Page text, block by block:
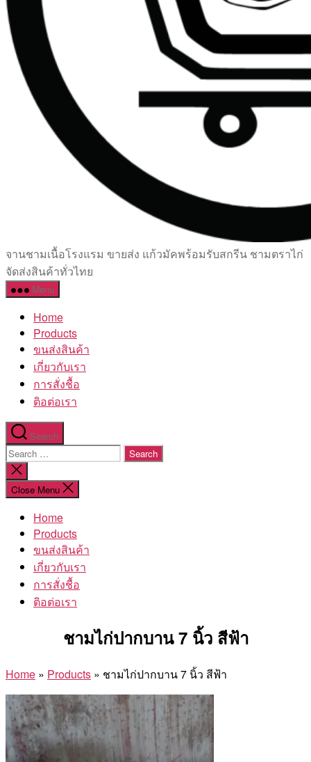
เซรามิค
ครบ
ครัน
โรงงาน
จานชามเนื้อโรงแรม ขายส่ง แก้วมัคพร้อมรับสกรีน ชามตราไก่
จัดส่งสินค้าทั่วไทย
Menu
Home
Products
ขนส่งสินค้า
เกี่ยวกับเรา
การสั่งชื้อ
ติอต่อเรา
Search
Search
for:
Close
search
Close Menu
Home
Products
ขนส่งสินค้า
เกี่ยวกับเรา
การสั่งชื้อ
ติอต่อเรา
ชามไก่ปากบาน 7 นิ้ว สีฟ้า
Home » Products » ชามไก่ปากบาน 7 นิ้ว สีฟ้า